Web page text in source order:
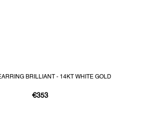
BRILLIANT - 14KT WHITE GOLD
€353